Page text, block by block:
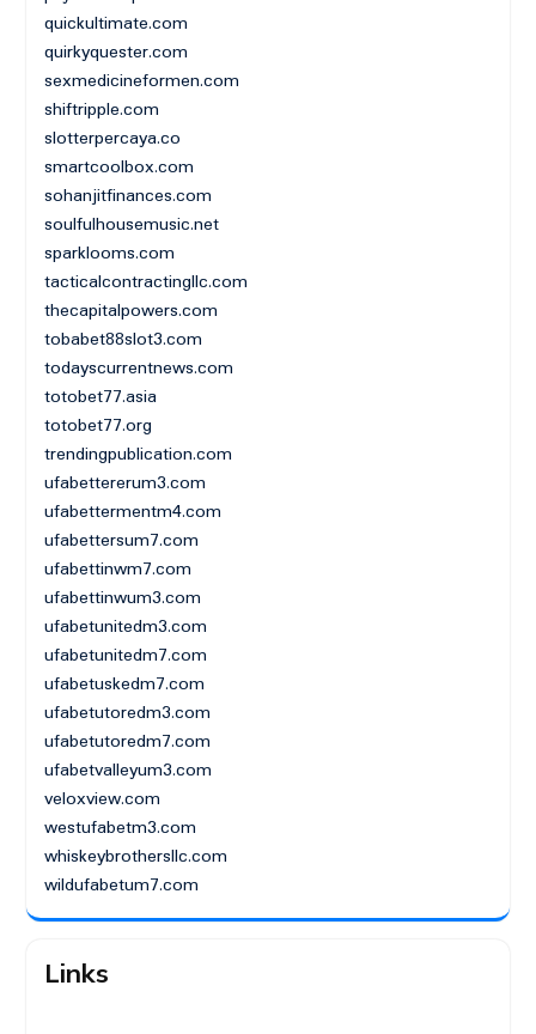
quickultimate.com
quirkyquester.com
sexmedicineformen.com
shiftripple.com
slotterpercaya.co
smartcoolbox.com
sohanjitfinances.com
soulfulhousemusic.net
sparklooms.com
tacticalcontractingllc.com
thecapitalpowers.com
tobabet88slot3.com
todayscurrentnews.com
totobet77.asia
totobet77.org
trendingpublication.com
ufabettererum3.com
ufabettermentm4.com
ufabettersum7.com
ufabettinwm7.com
ufabettinwum3.com
ufabetunitedm3.com
ufabetunitedm7.com
ufabetuskedm7.com
ufabetutoredm3.com
ufabetutoredm7.com
ufabetvalleyum3.com
veloxview.com
westufabetm3.com
whiskeybrothersllc.com
wildufabetum7.com
Links